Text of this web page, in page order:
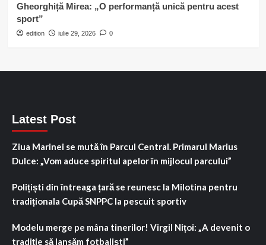
Gheorghiță Mirea: „O performanță unică pentru acest
sport”
edition iulie 29, 2026 0
Latest Post
Ziua Marinei se mută în Parcul Central. Primarul Marius
Dulce: „Vom aduce spiritul apelor în mijlocul parcului”
Polițiști din întreaga țară se reunesc la Milotina pentru
tradiționala Cupă SNPPC la pescuit sportiv
Modelu merge pe mâna tinerilor! Virgil Nițoi: „A devenit o
tradiție să lansăm fotbaliști”